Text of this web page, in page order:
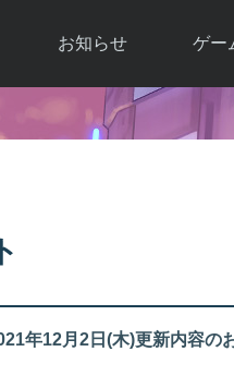
お知らせ
お知らせ一覧
ゲー
ソウ
アップ
年12月2日(木)更新内容の